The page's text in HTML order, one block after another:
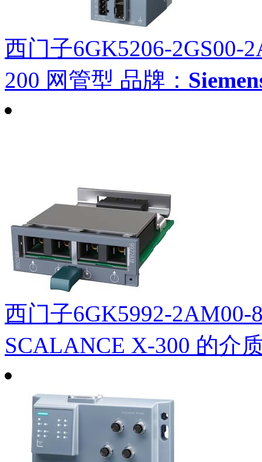
西门子6GK5206-2GS00-
200 网管型 品牌：
西门子6GK5992-
SCALANCE X-300 的介